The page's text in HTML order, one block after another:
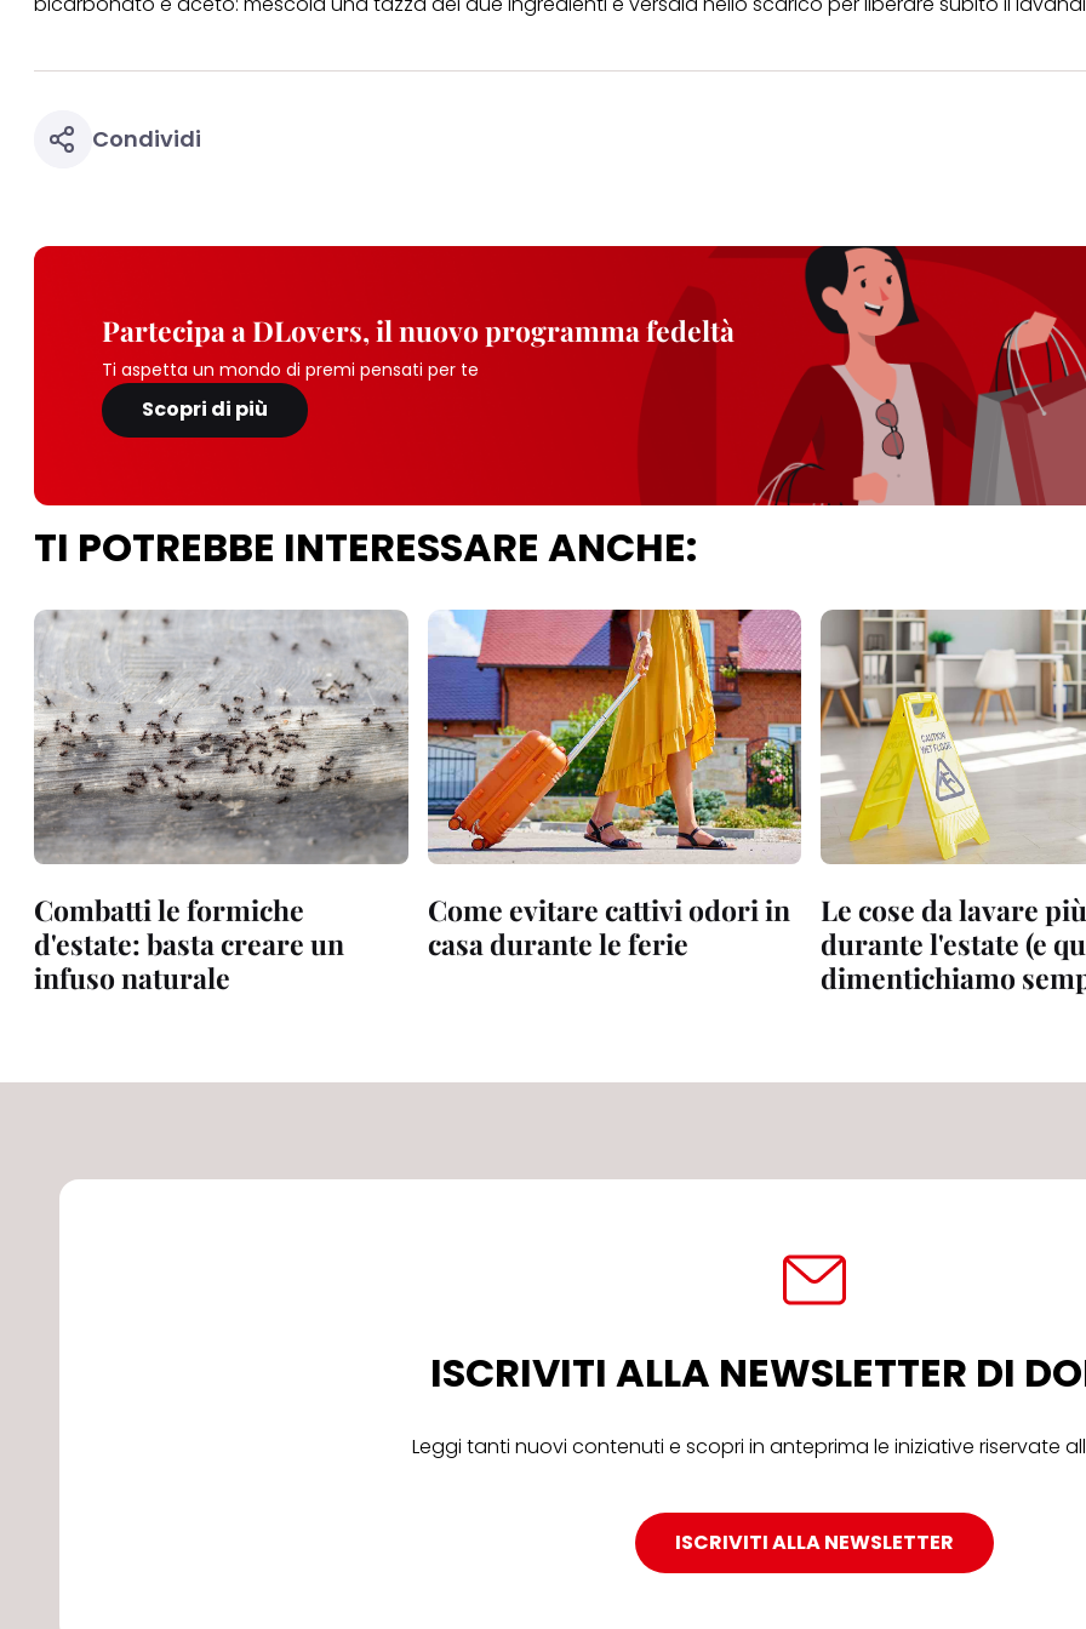
Condividi
Partecipa a DLovers, il nuovo programma fedeltà
Ti aspetta un mondo di premi pensati per te
Scopri di più
TI POTREBBE INTERESSARE ANCHE:
Combatti le formiche
d'estate: basta creare un
infuso naturale
Come evitare cattivi odori in
casa durante le ferie
Le cose da lavare
durante l'estate (e
dimentichiamo
ISCRIVITI ALLA NEWSLETTER DI
Leggi tanti nuovi contenuti e scopri in anteprima le iniziative riservate
ISCRIVITI ALLA NEWSLETTER